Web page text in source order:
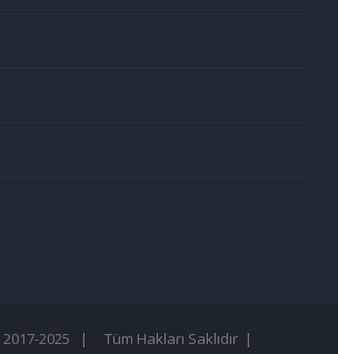
2017-2025 | Tüm Hakları Saklıdır |